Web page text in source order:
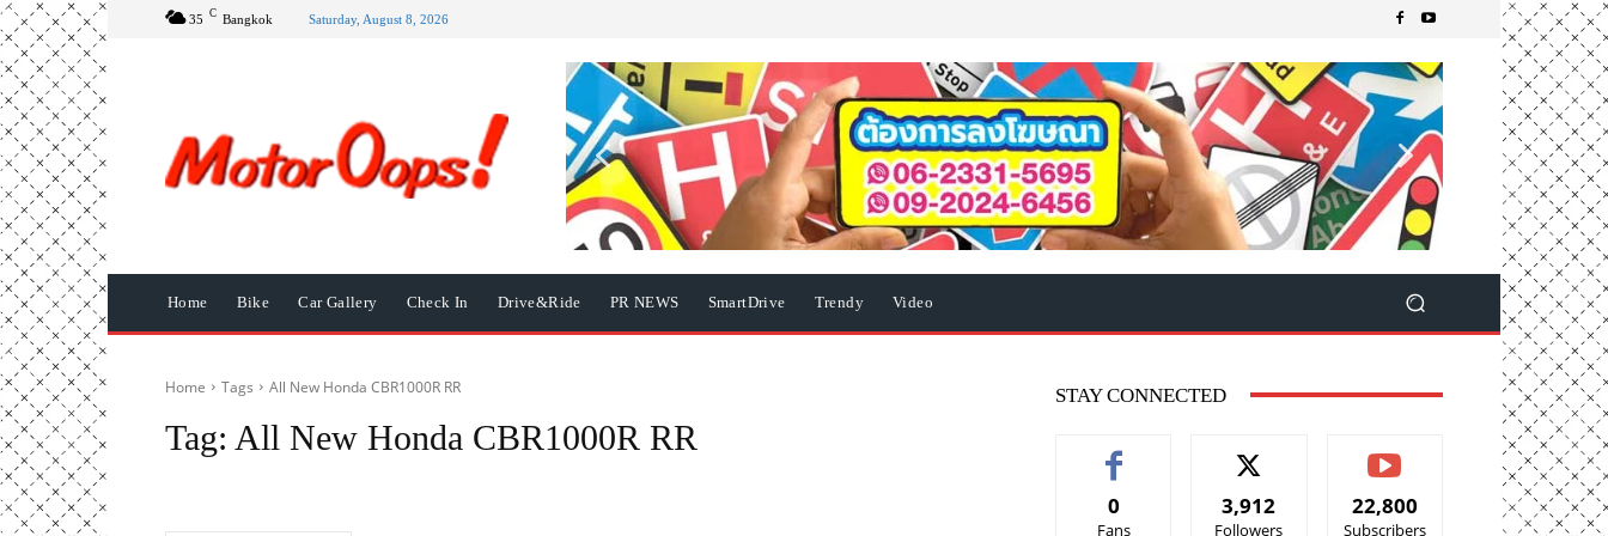
35 C Bangkok Saturday, August 8, 2026
Home Bike Car Gallery Check In Drive&Ride PR NEWS SmartDrive Trendy Video
Home Tags All New Honda CBR1000R RR
Tag: All New Honda CBR1000R RR
STAY CONNECTED
0
Fans
3,912
Followers
22,800
Subscribers